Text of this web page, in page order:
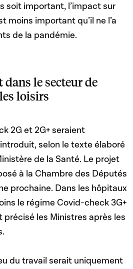
soit important, l’impact sur
moins important qu’il ne l’a
de la pandémie.
le secteur de
loisirs
2G et 2G+ seraient
selon le texte élaboré
de la Santé. Le projet
à la Chambre des Députés
prochaine. Dans les hôpitaux
le régime Covid-check 3G+
les Ministres après les
du travail serait uniquement